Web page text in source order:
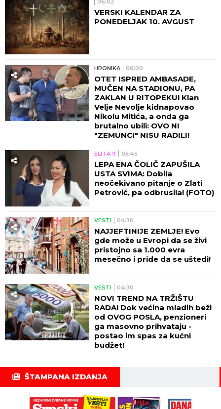
06:02
VERSKI KALENDAR ZA
PONEDELJAK 10. AVGUST
HRONIKA 06:00
OTET ISPRED AMBASADE,
MUČEN NA STADIONU, PA
ZAKLAN U RITOPEKU! Klan
Velje Nevolje kidnapovao
Nikolu Mitića, a onda ga
brutalno ubili: OVO NI
"ZEMUNCI" NISU RADILI!
ELITA 9 05:45
LEPA ENA ČOLIČ ZAPUŠILA
USTA SVIMA: Dobila
neočekivano pitanje o Zlati
Petrović, pa odbrusila! (FOTO)
VESTI 04:30
NAJJEFTINIJE ZEMLJE! Evo
gde može u Evropi da se živi
pristojno sa 1.000 evra
mesečno i pride da se uštedi!
VESTI 04:30
NOVI TREND NA TRŽIŠTU
RADA! Dok većina mladih beži
od OVOG POSLA, penzioneri
ga masovno prihvataju -
postao im spas za kućni
budžet!
ŠTAMPANA IZDANJA